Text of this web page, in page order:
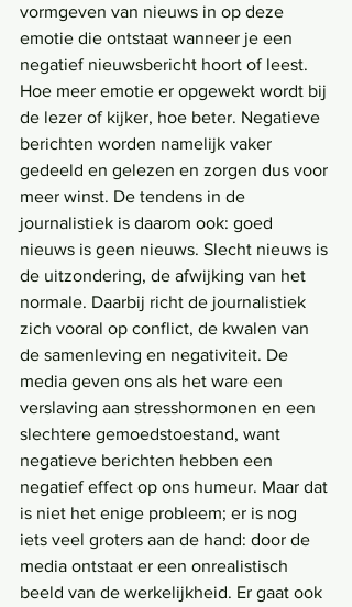
vormgeven van nieuws in op deze
emotie die ontstaat wanneer je een
negatief nieuwsbericht hoort of leest.
Hoe meer emotie er opgewekt wordt bij
de lezer of kijker, hoe beter. Negatieve
berichten worden namelijk vaker
gedeeld en gelezen en zorgen dus voor
meer winst. De tendens in de
journalistiek is daarom ook: goed
nieuws is geen nieuws. Slecht nieuws is
de uitzondering, de afwijking van het
normale. Daarbij richt de journalistiek
zich vooral op conflict, de kwalen van
de samenleving en negativiteit. De
media geven ons als het ware een
verslaving aan stresshormonen en een
slechtere gemoedstoestand, want
negatieve berichten hebben een
negatief effect op ons humeur. Maar dat
is niet het enige probleem; er is nog
iets veel groters aan de hand: door de
media ontstaat er een onrealistisch
beeld van de werkelijkheid. Er gaat ook